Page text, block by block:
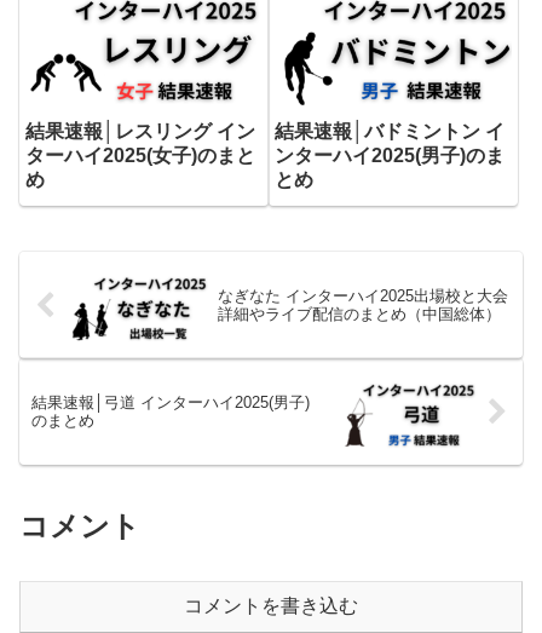
結果速報│レスリング イン
ターハイ2025(女子)のまと
め
結果速報│バドミントン イ
ンターハイ2025(男子)のま
とめ
なぎなた インターハイ2025出場校と大会
詳細やライブ配信のまとめ（中国総体）
結果速報│弓道 インターハイ2025(男子)
のまとめ
コメント
コメントを書き込む